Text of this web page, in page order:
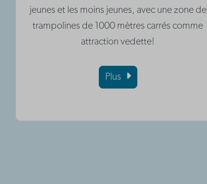
jeunes et les moins jeunes, avec une zone de
trampolines de 1000 mètres carrés comme
attraction vedette!
Plus